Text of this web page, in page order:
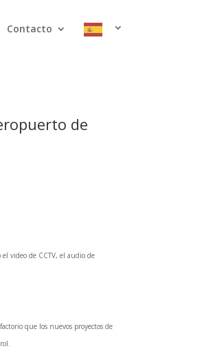
Contacto
de
video de CCTV, el audio de
que los nuevos proyectos de